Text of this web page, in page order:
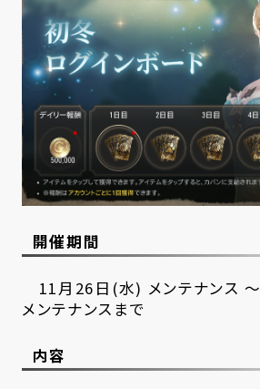
開催期間
11月26日(水) メンテナンス
メンテナンスまで
内容